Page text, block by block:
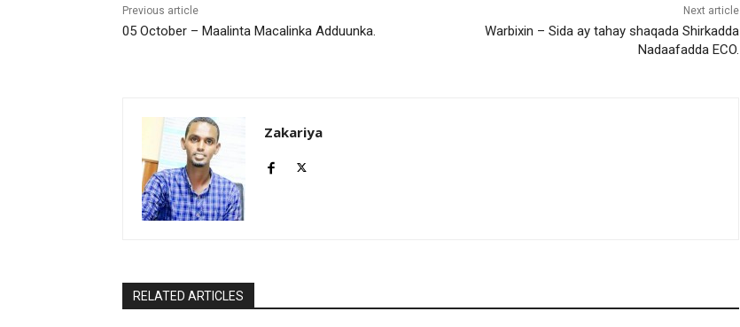
Previous article
05 October – Maalinta Macalinka Adduunka.
Next article
Warbixin – Sida ay tahay shaqada Shirkadda
Nadaafadda ECO.
Zakariya
RELATED ARTICLES